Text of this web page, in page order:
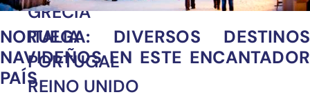
GRECIA
ITALIA
PORTUGAL
REINO UNIDO
NORUEGA: DIVERSOS DESTINOS
NAVIDEÑOS EN ESTE ENCANTADOR
PAÍS